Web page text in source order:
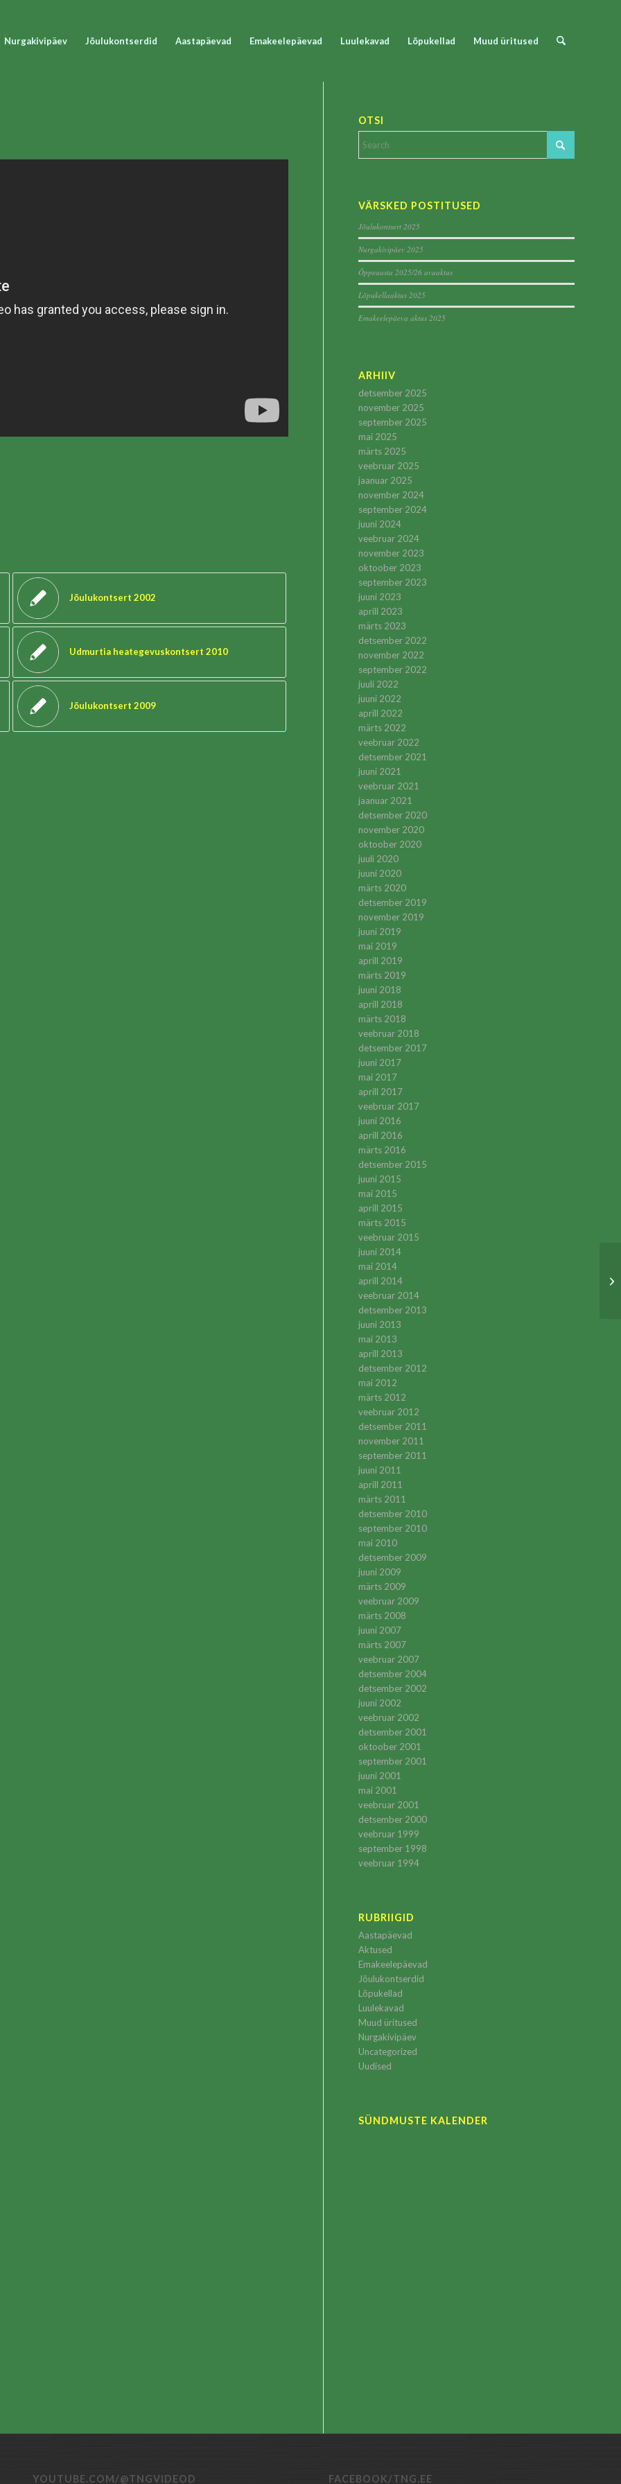
Nurgakivipäev Jõulukontserdid Aastapäevad Emakeelepäevad Luulekavad Lõpukellad Muud üritused
Jõulukontsert 2002
Udmurtia heategevuskontsert 2010
Jõulukontsert 2009
OTSI
VÄRSKED POSTITUSED
Jõulukontsert 2025
Nurgakivipäev 2025
Õppeaasta 2025/26 avaaktus
Lõpukellaaktus 2025
Emakeelepäeva aktus 2025
ARHIIV
detsember 2025
november 2025
september 2025
mai 2025
märts 2025
veebruar 2025
jaanuar 2025
november 2024
september 2024
juuni 2024
veebruar 2024
november 2023
oktoober 2023
september 2023
juuni 2023
aprill 2023
märts 2023
detsember 2022
november 2022
september 2022
juuli 2022
juuni 2022
aprill 2022
märts 2022
veebruar 2022
detsember 2021
juuni 2021
veebruar 2021
jaanuar 2021
detsember 2020
november 2020
oktoober 2020
juuli 2020
juuni 2020
märts 2020
detsember 2019
november 2019
juuni 2019
mai 2019
aprill 2019
märts 2019
juuni 2018
aprill 2018
märts 2018
veebruar 2018
detsember 2017
juuni 2017
mai 2017
aprill 2017
veebruar 2017
juuni 2016
aprill 2016
märts 2016
detsember 2015
juuni 2015
mai 2015
aprill 2015
märts 2015
veebruar 2015
juuni 2014
mai 2014
aprill 2014
veebruar 2014
detsember 2013
juuni 2013
mai 2013
aprill 2013
detsember 2012
mai 2012
märts 2012
veebruar 2012
detsember 2011
november 2011
september 2011
juuni 2011
aprill 2011
märts 2011
detsember 2010
september 2010
mai 2010
detsember 2009
juuni 2009
märts 2009
veebruar 2009
märts 2008
juuni 2007
märts 2007
veebruar 2007
detsember 2004
detsember 2002
juuni 2002
veebruar 2002
detsember 2001
oktoober 2001
september 2001
juuni 2001
mai 2001
veebruar 2001
detsember 2000
veebruar 1999
september 1998
veebruar 1994
RUBRIIGID
Aastapäevad
Aktused
Emakeelepäevad
Jõulukontserdid
Lõpukellad
Luulekavad
Muud üritused
Nurgakivipäev
Uncategorized
Uudised
SÜNDMUSTE KALENDER
YOUTUBE.COM/@TNGVIDEOD FACEBOOK/TNG.EE